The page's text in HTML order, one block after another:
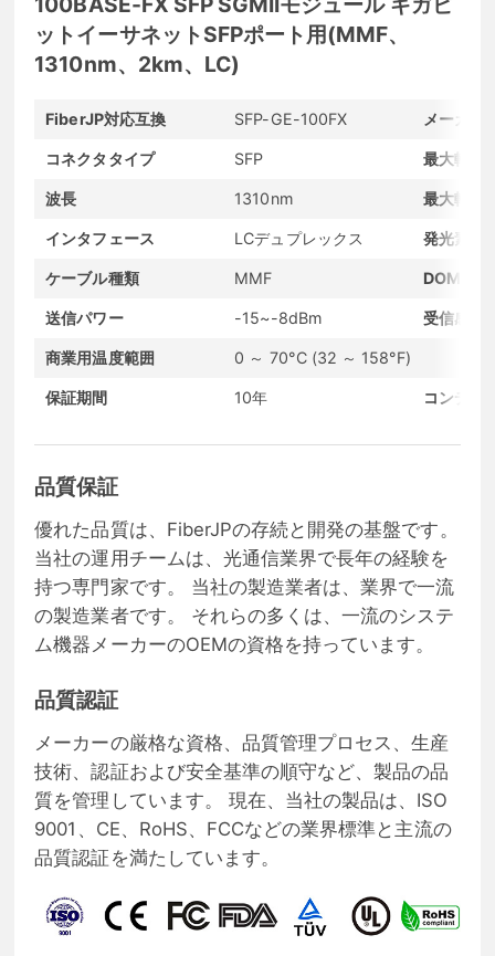
ットイーサネットSFPポート用(MMF、
1310nm、2km、LC)
FiberJP対応互換 SFP-GE-100FX メーカー
コネクタタイプ SFP 最大転送
波長 1310nm 最大転送
インタフェース LCデュプレックス 発光素子
ケーブル種類 MMF DOMサ
送信パワー -15~-8dBm 受信感度
商業用温度範囲 0 ～ 70°C (32 ～ 158°F)
保証期間 10年 コンディ
品質保証
優れた品質は、FiberJPの存続と開発の基盤です。
当社の運用チームは、光通信業界で長年の経験を
持つ専門家です。 当社の製造業者は、業界で一流
の製造業者です。 それらの多くは、一流のシステ
ム機器メーカーのOEMの資格を持っています。
品質認証
メーカーの厳格な資格、品質管理プロセス、生産
技術、認証および安全基準の順守など、製品の品
質を管理しています。 現在、当社の製品は、ISO
9001、CE、RoHS、FCCなどの業界標準と主流の
品質認証を満たしています。